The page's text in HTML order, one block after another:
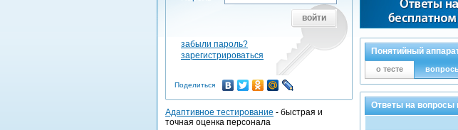
Понятийный
о тесте
Ответы на вопросы
войти
забыли пароль?
зарегистрироваться
Поделиться
Адаптивное тестирование - быстрая и
точная оценка персонала